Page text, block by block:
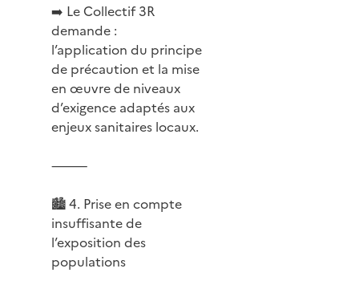
➡️ Le Collectif 3R
demande :
l’application du principe
de précaution et la mise
en œuvre de niveaux
d’exigence adaptés aux
enjeux sanitaires locaux.
⸻
🏙️ 4. Prise en compte
insuffisante de
l’exposition des
populations